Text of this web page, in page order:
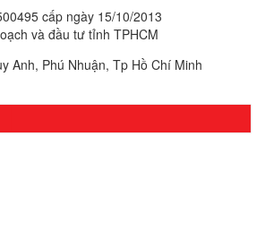
cấp ngày 15/10/2013
và đầu tư tỉnh TPHCM
Anh, Phú Nhuận, Tp Hồ Chí Minh